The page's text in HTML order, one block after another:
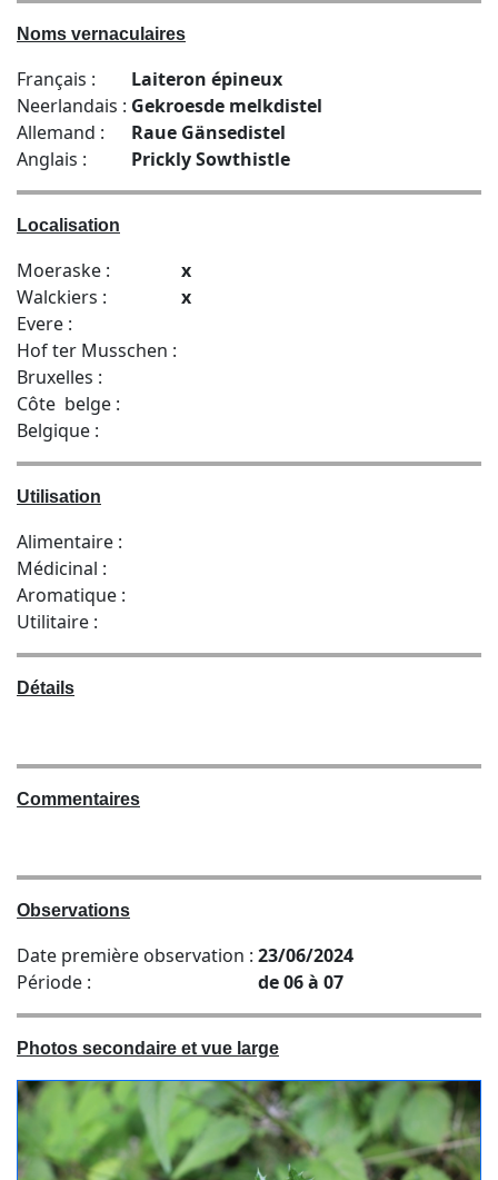
Noms vernaculaires
Français :
Laiteron épineux
Neerlandais : Gekroesde melkdistel
Allemand :
Raue Gänsedistel
Anglais :
Prickly Sowthistle
Localisation
Moeraske :
x
Walckiers :
x
Evere :
Hof ter Musschen :
Bruxelles :
Côte belge :
Belgique :
Utilisation
Alimentaire :
Médicinal :
Aromatique :
Utilitaire :
Détails
Commentaires
Observations
Date première observation : 23/06/2024
Période :
de 06 à 07
Photos secondaire et vue large